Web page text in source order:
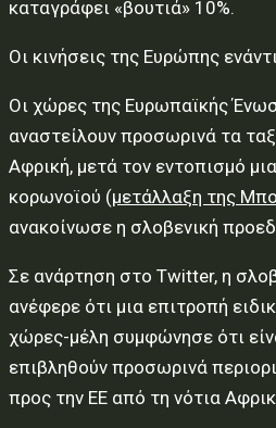
καταγράφει «βουτιά» 10%.
Οι κινήσεις της Ευρώπης
Οι χώρες της Ευρωπαϊκής
αναστείλουν προσωρινά τα
Αφρική, μετά τον εντοπισμό
κορωνοϊού (μετάλλαξη της
ανακοίνωσε η σλοβενική
Σε ανάρτηση στο Twitter, η
ανέφερε ότι μια επιτροπή
χώρες-μέλη συμφώνησε ότι
επιβληθούν προσωρινά
προς την ΕΕ από τη νότια